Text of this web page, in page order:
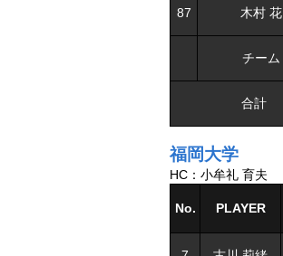
87 木村 花
チーム
合計
福岡大学
HC：小牟礼 育夫
No. PLAYER